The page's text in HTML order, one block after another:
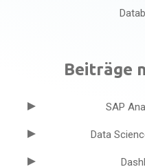
Beiträge
SAP
Data